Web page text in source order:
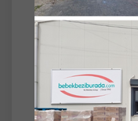
edilmiştir.
koruyucu bir
• Hassas
için özenle
• Koruyucu